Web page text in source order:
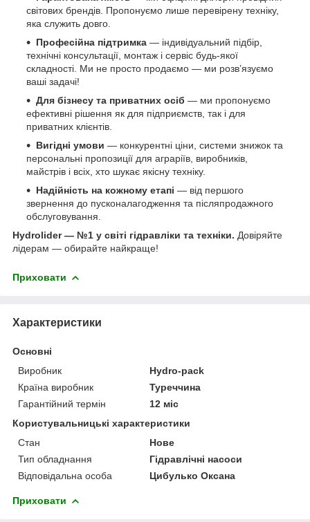
світових брендів. Пропонуємо лише перевірену техніку,
яка служить довго.
Професійна підтримка — індивідуальний підбір,
технічні консультації, монтаж і сервіс будь-якої
складності. Ми не просто продаємо — ми розв’язуємо
ваші задачі!
Для бізнесу та приватних осіб — ми пропонуємо
ефективні рішення як для підприємств, так і для
приватних клієнтів.
Вигідні умови — конкурентні ціни, системи знижок та
персональні пропозиції для аграріїв, виробників,
майстрів і всіх, хто шукає якісну техніку.
Надійність на кожному етапі — від першого
звернення до пусконалагодження та післяпродажного
обслуговування.
Hydrolider — №1 у світі гідравліки та техніки. Довіряйте
лідерам — обирайте найкраще!
Приховати
Характеристики
Основні
Виробник
Hydro-pack
Країна виробник
Туреччина
Гарантійний термін
12 міс
Користувальницькі характеристики
Стан
Нове
Тип обладнання
Гідравлічні насоси
Відповідальна особа
Цибулько Оксана
Приховати